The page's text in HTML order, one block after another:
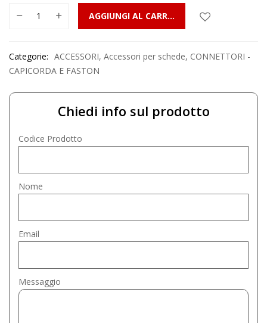
AGGIUNGI AL CARRELLO
Categorie: ACCESSORI, Accessori per schede, CONNETTORI -
CAPICORDA E FASTON
Chiedi info sul prodotto
Codice Prodotto
Nome
Email
Messaggio